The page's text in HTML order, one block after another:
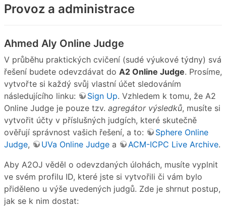
Provoz a administrace
Ahmed Aly Online Judge
V průběhu praktických cvičení (sudé výukové týdny) svá
řešení budete odevzdávat do A2 Online Judge. Prosíme,
vytvořte si každý svůj vlastní účet sledováním
následujícího linku:
Sign Up. Vzhledem k tomu, že A2
Online Judge je pouze tzv. agregátor výsledků, musíte si
vytvořit účty v příslušných judgích, které skutečně
ověřují správnost vašich řešení, a to:
Sphere Online
Judge, UVa Online Judge a ACM-ICPC Live Archive.
Aby A2OJ věděl o odevzdaných úlohách, musíte vyplnit
ve svém profilu ID, které jste si vytvořili či vám bylo
přiděleno u výše uvedených judgů. Zde je shrnut postup,
jak se k nim dostat: